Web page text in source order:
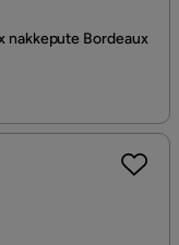
nakkepute Bordeaux